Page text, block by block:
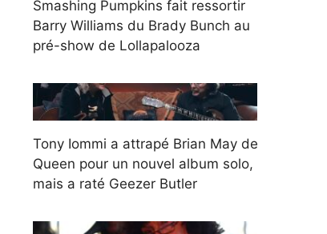
Smashing Pumpkins fait ressortir
Barry Williams du Brady Bunch au
pré-show de Lollapalooza
Tony Iommi a attrapé Brian May de
Queen pour un nouvel album solo,
mais a raté Geezer Butler